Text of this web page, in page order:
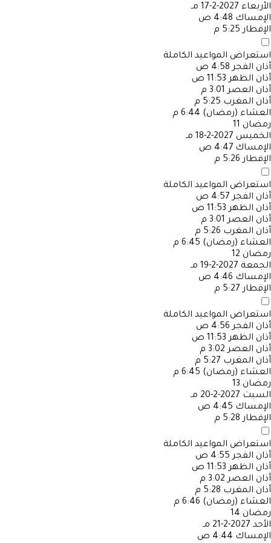
الأربعاء 2027-2-17 مـ
الإمساك 4:48 ص
الإفطار 5:25 م
استعراض المواعيد الكاملة
أذان الفجر 4:58 ص
أذان الظهر 11:53 ص
أذان العصر 3:01 م
أذان المغرب 5:25 م
العشاء (رمضان) 6:44 م
رمضان 11
الخميس 2027-2-18 مـ
الإمساك 4:47 ص
الإفطار 5:26 م
استعراض المواعيد الكاملة
أذان الفجر 4:57 ص
أذان الظهر 11:53 ص
أذان العصر 3:01 م
أذان المغرب 5:26 م
العشاء (رمضان) 6:45 م
رمضان 12
الجمعة 2027-2-19 مـ
الإمساك 4:46 ص
الإفطار 5:27 م
استعراض المواعيد الكاملة
أذان الفجر 4:56 ص
أذان الظهر 11:53 ص
أذان العصر 3:02 م
أذان المغرب 5:27 م
العشاء (رمضان) 6:45 م
رمضان 13
السبت 2027-2-20 مـ
الإمساك 4:45 ص
الإفطار 5:28 م
استعراض المواعيد الكاملة
أذان الفجر 4:55 ص
أذان الظهر 11:53 ص
أذان العصر 3:02 م
أذان المغرب 5:28 م
العشاء (رمضان) 6:46 م
رمضان 14
الأحد 2027-2-21 مـ
الإمساك 4:44 ص